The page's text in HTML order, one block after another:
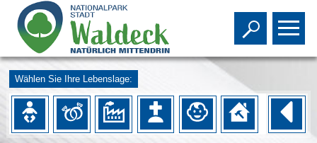
Toggle
Wählen Sie Ihre Lebenslage: